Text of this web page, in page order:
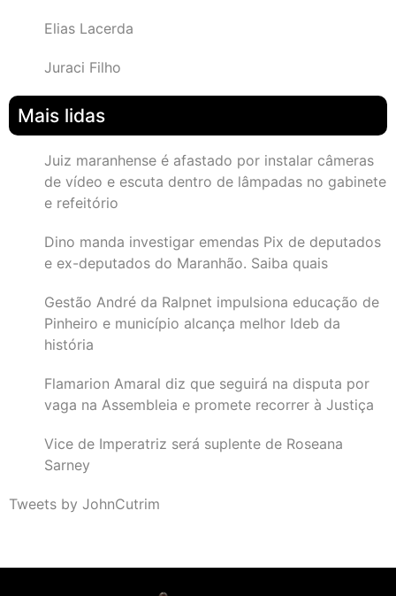
Elias Lacerda
Juraci Filho
Mais lidas
Juiz maranhense é afastado por instalar câmeras
de vídeo e escuta dentro de lâmpadas no gabinete
e refeitório
Dino manda investigar emendas Pix de deputados
e ex-deputados do Maranhão. Saiba quais
Gestão André da Ralpnet impulsiona educação de
Pinheiro e município alcança melhor Ideb da
história
Flamarion Amaral diz que seguirá na disputa por
vaga na Assembleia e promete recorrer à Justiça
Vice de Imperatriz será suplente de Roseana
Sarney
Tweets by JohnCutrim